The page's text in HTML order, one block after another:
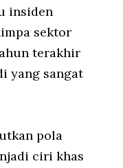
insiden
sektor
terakhir
yang sangat
pola
ciri khas